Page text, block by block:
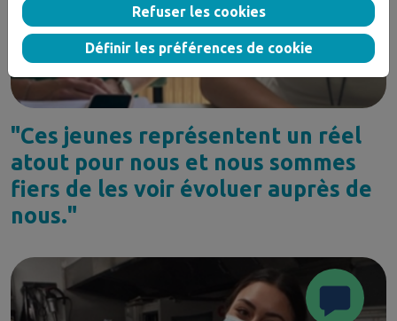
"Ces jeunes représentent un réel
atout pour nous et nous sommes
fiers de les voir évoluer auprès de
nous."
Refuser les cookies
Définir les préférences de cookie